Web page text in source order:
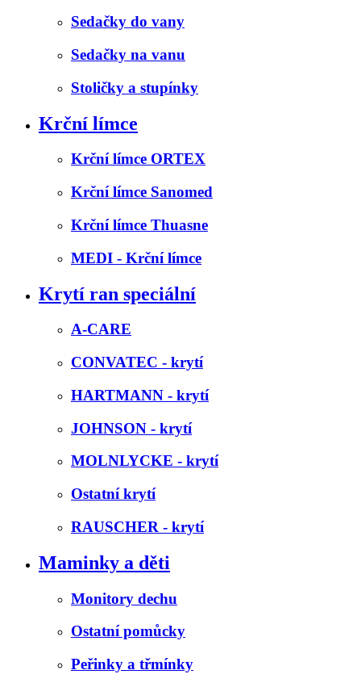
Sedačky do vany
Sedačky na vanu
Stoličky a stupínky
Krční límce
Krční límce ORTEX
Krční límce Sanomed
Krční límce Thuasne
MEDI - Krční límce
Krytí ran speciální
A-CARE
CONVATEC - krytí
HARTMANN - krytí
JOHNSON - krytí
MOLNLYCKE - krytí
Ostatní krytí
RAUSCHER - krytí
Maminky a děti
Monitory dechu
Ostatní pomůcky
Peřinky a třmínky